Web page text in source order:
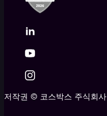
저작권 © 코스박스 주식회사